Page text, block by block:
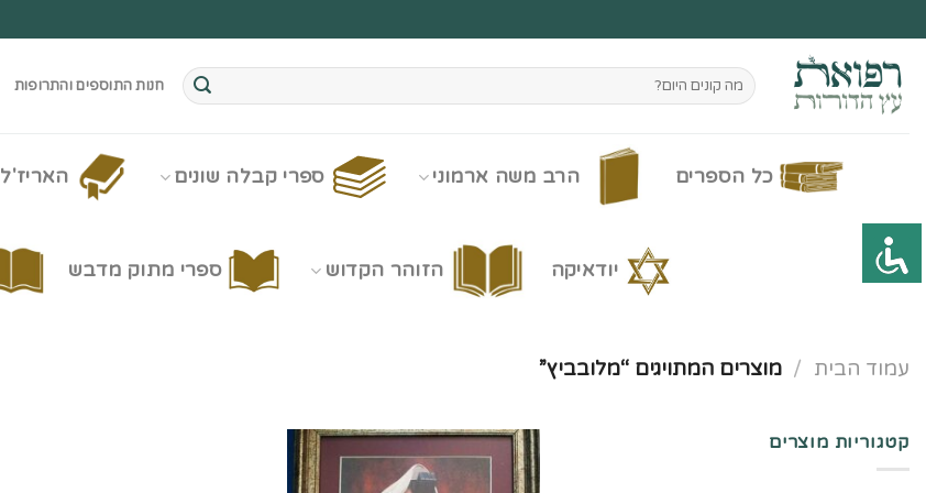
to
content
חיפוש
עבור:
חנות התוספים והתרופות
כל הספרים הרב משה ארמוני ספרי קבלה שונים האריז'ל
יודאיקה הזוהר הקדוש ספרי מתוק מדבש
עמוד הבית / מוצרים המתויגים “מלובביץ”
קטגוריות מוצרים